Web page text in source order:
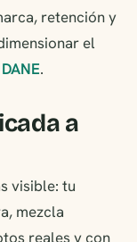
retención y
el
DANE.
a
visible: tu
mezcla
reales y con